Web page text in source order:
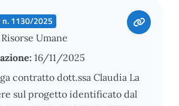
n. 1130/2025
Umane
16/11/2025
contratto dott.ssa Claudia La
sul progetto identificato dal